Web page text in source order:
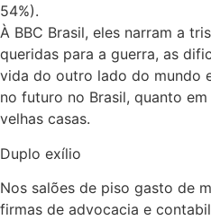
54%).
À BBC Brasil, eles narram a
queridas para a guerra, as
vida do outro lado do mundo
no futuro no Brasil, quanto
velhas casas.
Duplo exílio
Nos salões de piso gasto de
firmas de advocacia e